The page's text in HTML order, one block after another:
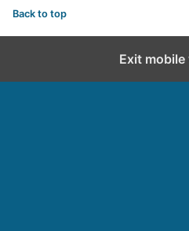
Back to top
Exit mobile